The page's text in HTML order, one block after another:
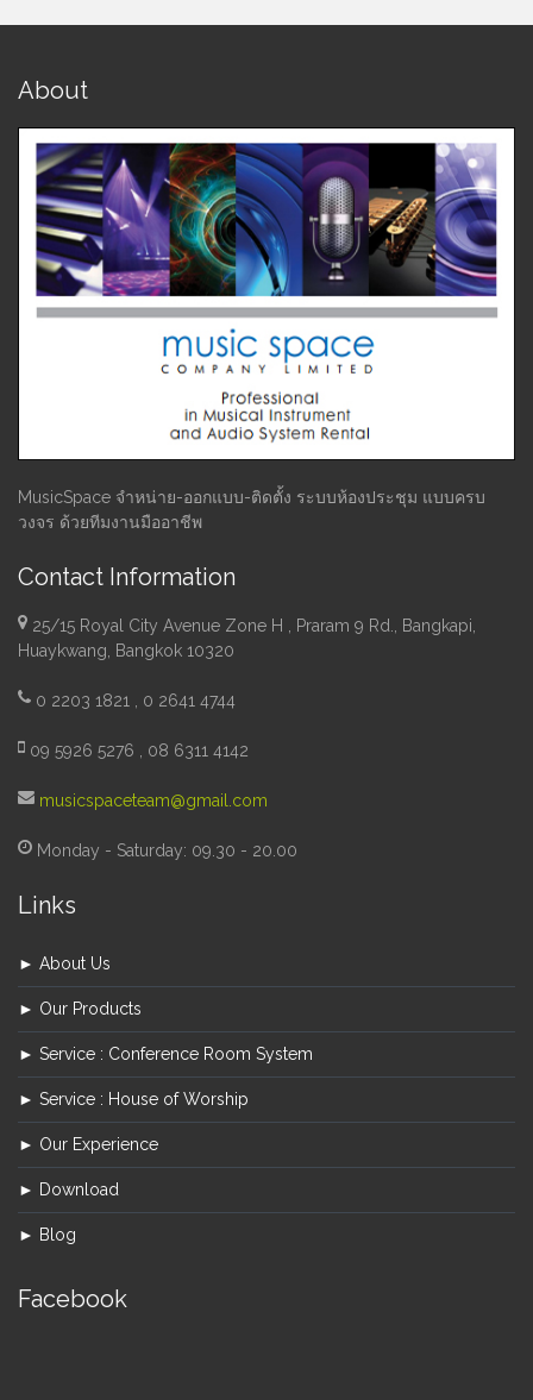
About
MusicSpace จำหน่าย-ออกแบบ-ติดตั้ง ระบบห้องประชุม แบบครบ
วงจร ด้วยทีมงานมืออาชีพ
Contact Information
25/15 Royal City Avenue Zone H , Praram 9 Rd., Bangkapi,
Huaykwang, Bangkok 10320
0 2203 1821 , 0 2641 4744
09 5926 5276 , 08 6311 4142
musicspaceteam@gmail.com
Monday - Saturday: 09.30 - 20.00
Links
► About Us
► Our Products
► Service : Conference Room System
► Service : House of Worship
► Our Experience
► Download
► Blog
Facebook